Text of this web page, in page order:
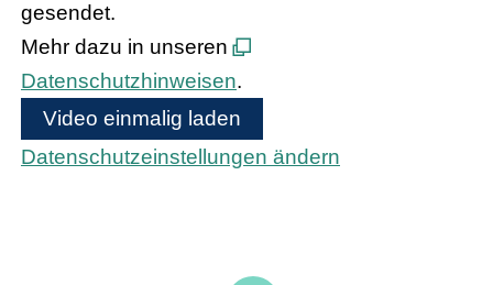
gesendet.
Mehr dazu in unseren
Datenschutzhinweisen.
Video einmalig laden
Datenschutzeinstellungen ändern